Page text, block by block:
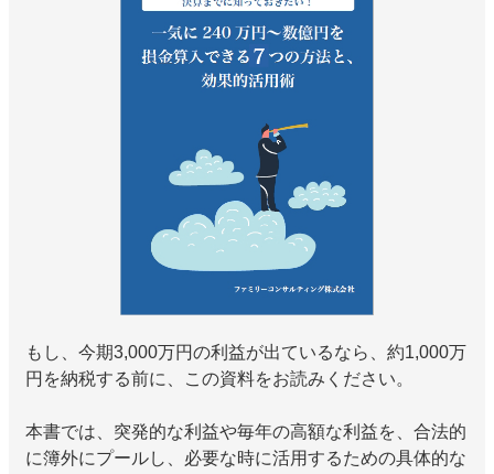
もし、今期3,000万円の利益が出ているなら、約1,000万
円を納税する前に、この資料をお読みください。
本書では、突発的な利益や毎年の高額な利益を、合法的
に簿外にプールし、必要な時に活用するための具体的な